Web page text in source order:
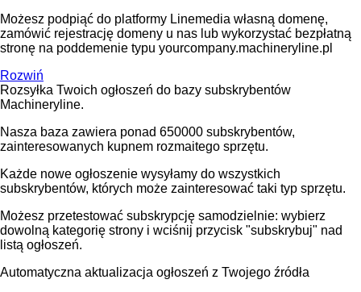
Możesz podpiąć do platformy Linemedia własną domenę,
zamówić rejestrację domeny u nas lub wykorzystać bezpłatną
stronę na poddemenie typu yourcompany.machineryline.pl
Rozwiń
Rozsyłka Twoich ogłoszeń do bazy subskrybentów
Machineryline.
Nasza baza zawiera ponad 650000 subskrybentów,
zainteresowanych kupnem rozmaitego sprzętu.
Każde nowe ogłoszenie wysyłamy do wszystkich
subskrybentów, których może zainteresować taki typ sprzętu.
Możesz przetestować subskrypcję samodzielnie: wybierz
dowolną kategorię strony i wciśnij przycisk "subskrybuj" nad
listą ogłoszeń.
Automatyczna aktualizacja ogłoszeń z Twojego źródła